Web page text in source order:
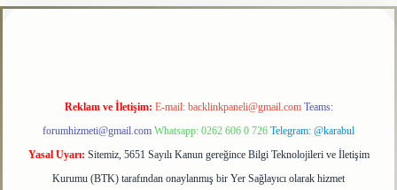
Reklam ve İletişim: E-mail: backlinkpaneli@gmail.com Teams:
forumhizmeti@gmail.com Whatsapp: 0262 606 0 726 Telegram: @karabul
Yasal Uyarı: Sitemiz, 5651 Sayılı Kanun gereğince Bilgi Teknolojileri ve İletişim
Kurumu (BTK) tarafından onaylanmış bir Yer Sağlayıcı olarak hizmet